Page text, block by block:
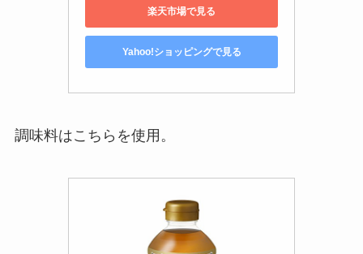
楽天市場で見る
Yahoo!ショッピングで見る
調味料はこちらを使用。